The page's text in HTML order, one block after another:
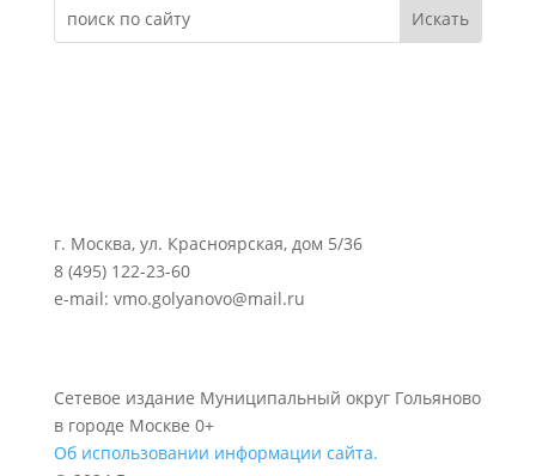
г. Москва, ул. Красноярская, дом 5/36
8 (495) 122-23-60
e-mail: vmo.golyanovo@mail.ru
Сетевое издание Муниципальный округ Гольяново
в городе Москве 0+
Об использовании информации сайта.